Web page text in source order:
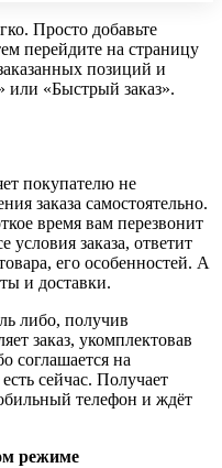
Просто добавьте
перейдите на страницу
позиций и
или «Быстрый заказ».
покупателю не
заказа самостоятельно.
время вам перезвонит
заказа, ответит
его особенностей. А
и доставки.
либо, получив
заказ, укомплектовав
соглашается на
сейчас. Получает
телефон и ждёт
режиме